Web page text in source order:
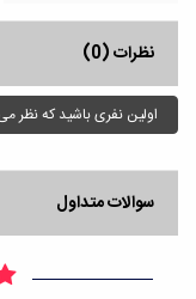
نظرات (0)
اولین نفری باشید که نظر
سوالات متداول